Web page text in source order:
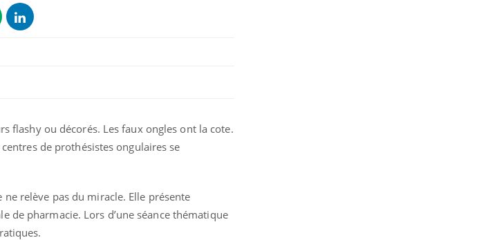
flashy ou décorés. Les faux ongles ont la cote.
de prothésistes ongulaires se
relève pas du miracle. Elle présente
de pharmacie. Lors d’une séance thématique